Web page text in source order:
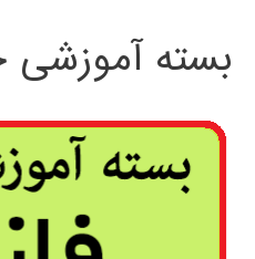
بسته آموزشی